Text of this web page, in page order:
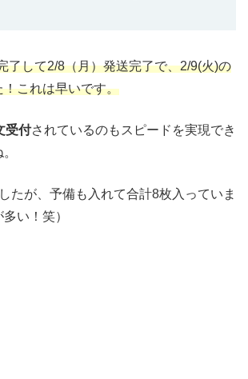
了して2/8（月）発送完了で、2/9(火)の
これは早いです。
受付されているのもスピードを実現でき
たが、予備も入れて合計8枚入っていま
い！笑）